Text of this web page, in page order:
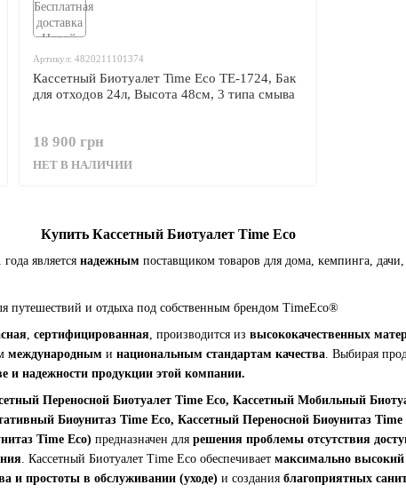
Купить Кассетный Биотуалет Time Eco
является надежным поставщиком товаров для дома, кемпинга,
путешествий и отдыха под собственным брендом TimeEco®
сертифицированная , производится из высококачественных
международным и национальным стандартам качества . Выбирая
и надежности продукции этой компании.
Переносной Биотуалет Time Eco, Кассетный Мобильный
Биоунитаз Time Eco, Кассетный Переносной Биоунитаз
Time Eco) предназначен для решения проблемы отсутствия
. Кассетный Биотуалет Time Eco обеспечивает максимально высокий
и простоты в обслуживании (уходе) и создания благоприятных
Артикул: 4820211101374
Кассетный Биотуалет Time Eco TE-1724, Бак
для отходов 24л, Высота 48см, 3 типа смыва
18 900 грн
НЕТ В НАЛИЧИИ